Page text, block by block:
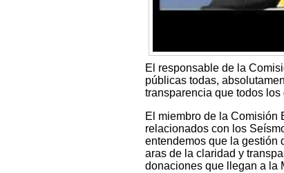
El responsable de la
públicas todas,
transparencia que todos
El miembro de la Comisión
relacionados con los
entendemos que la gestión
aras de la claridad y
donaciones que llegan a la